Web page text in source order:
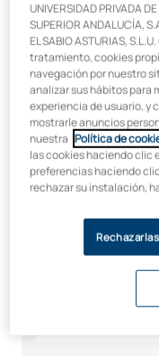
Aquí podrás dar
equipo académico y
Microsoft, Avanade o
propio en el campus
del talento.
Todos los
UNIVERSIDAD PRIVADA
SUPERIOR ANDALUCÍA,
EL SABIO ASTURIAS,
tratamiento, cookies
navegación por nuestro
analizar sus hábitos para
experiencia de usuario, y
mostrarle anuncios
nuestra Política de
las cookies haciendo clic
preferencias haciendo
rechazar su instalación,